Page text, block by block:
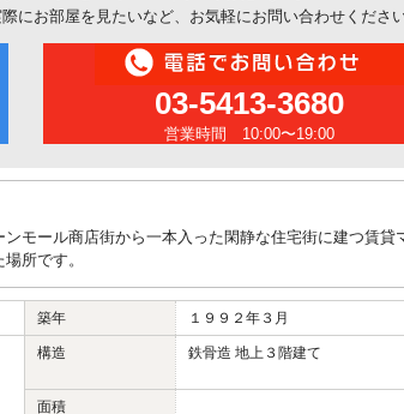
にお部屋を見たいなど、お気軽にお問い合わせくださ
03-5413-3680
営業時間 10:00〜19:00
モール商店街から一本入った閑静な住宅街に建つ賃貸
所です。
築年 １９９２年３月
構造 鉄骨造 地上３階建て
面積